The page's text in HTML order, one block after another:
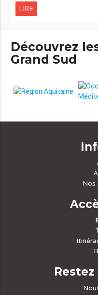
LIRE
Découvrez
Grand Sud
Nos